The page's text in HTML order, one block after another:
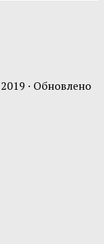
· Обновлено